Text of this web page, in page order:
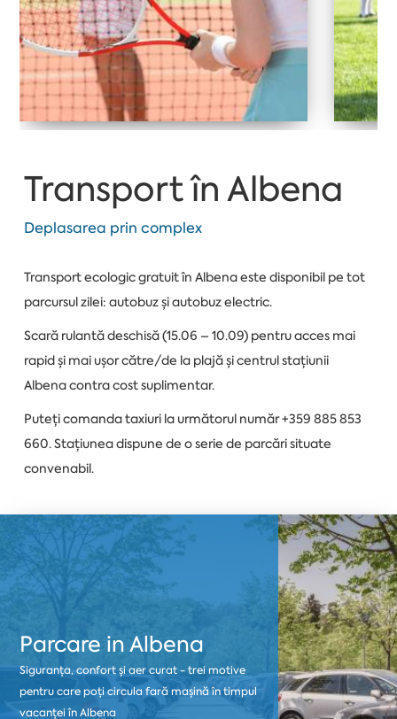
Transport în Albena
Deplasarea prin complex
Transport ecologic gratuit în Albena este disponibil pe tot
parcursul zilei: autobuz și autobuz electric.
Scară rulantă deschisă (15.06 – 10.09) pentru acces mai
rapid și mai ușor către/de la plajă și centrul stațiunii
Albena contra cost suplimentar.
Puteți comanda taxiuri la următorul număr +359 885 853
660. Stațiunea dispune de o serie de parcări situate
convenabil.
Parcare in Albena
Siguranța, confort și aer curat - trei motive
pentru care poți circula fară mașină în timpul
vacanței în Albena